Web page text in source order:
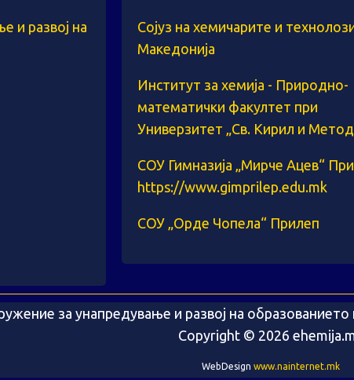
и развој на
Сојуз на хемичарите и
Македонија
Институт за хемија - Природно-
математички факултет при
Универзитет „Св. Кирил и
СОУ Гимназија „Мирче Ацев“
https://www.gimprilep.edu.mk
СОУ „Орде Чопела“ Прилеп
за унапредување и развој на
Copyright © 2026
WebDesign www.nainternet.mk